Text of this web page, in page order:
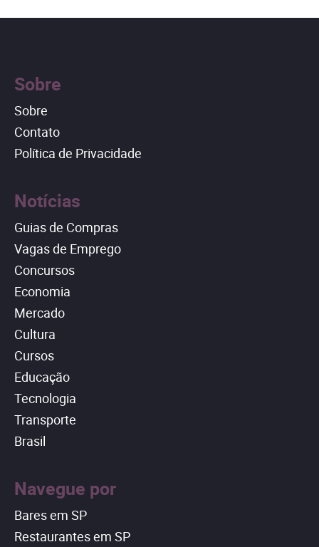
Sobre
Sobre
Contato
Política de Privacidade
Notícias
Guias de Compras
Vagas de Emprego
Concursos
Economia
Mercado
Cultura
Cursos
Educação
Tecnologia
Transporte
Brasil
Navegue por
Bares em SP
Restaurantes em SP